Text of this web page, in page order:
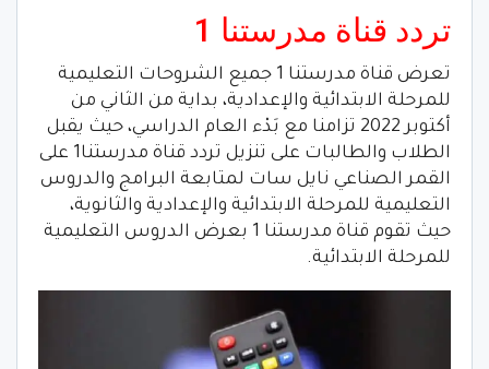
تردد قناة مدرستنا 1
تعرض قناة مدرستنا 1 جميع الشروحات التعليمية
للمرحلة الابتدائية والإعدادية، بداية من الثاني من
أكتوبر 2022 تزامنا مع بَدْء العام الدراسي، حيث يقبل
الطلاب والطالبات على تنزيل تردد قناة مدرستنا1 على
القمر الصناعي نايل سات لمتابعة البرامج والدروس
التعليمية للمرحلة الابتدائية والإعدادية والثانوية،
حيث تقوم قناة مدرستنا 1 بعرض الدروس التعليمية
للمرحلة الابتدائية.